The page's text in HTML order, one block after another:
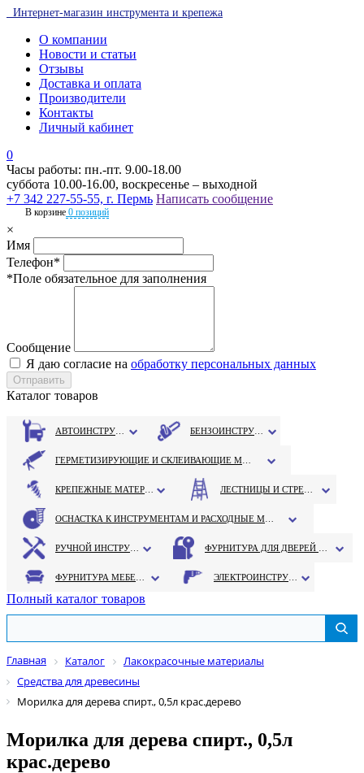
Интернет-магазин инструмента и крепежа
О компании
Новости и статьи
Отзывы
Доставка и оплата
Производители
Контакты
Личный кабинет
0
Часы работы: пн.-пт. 9.00-18.00
суббота 10.00-16.00, воскресенье – выходной
+7 342 227-55-55, г. Пермь Написать сообщение
В корзине 0 позиций
×
Имя
Телефон*
*Поле обязательное для заполнения
Сообщение
Я даю согласие на обработку персональных данных
Каталог товаров
Полный каталог товаров
Главная Каталог
Лакокрасочные материалы
Средства для древесины
Морилка для дерева спирт., 0,5л крас.дерево
Морилка для дерева спирт., 0,5л
крас.дерево